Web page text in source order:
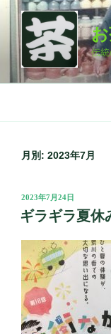
伝
月別: 2023年7月
投
稿
日:
2023年7月24日
ギラギラ夏休